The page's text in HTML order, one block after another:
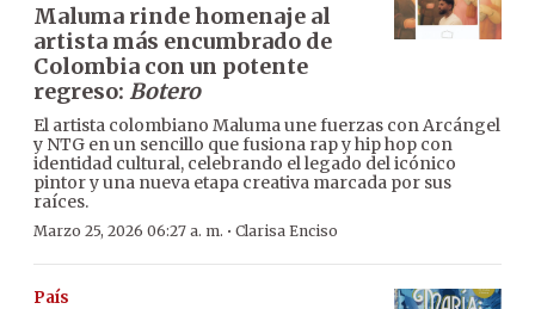
Maluma rinde homenaje al
artista más encumbrado de
Colombia con un potente
regreso: Botero
El artista colombiano Maluma une fuerzas con Arcángel
y NTG en un sencillo que fusiona rap y hip hop con
identidad cultural, celebrando el legado del icónico
pintor y una nueva etapa creativa marcada por sus
raíces.
Marzo 25, 2026 06:27 a. m. · Clarisa Enciso
País